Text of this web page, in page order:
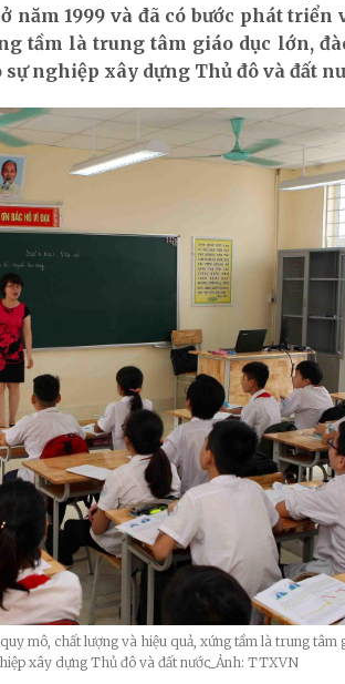
năm 1999 và đã có bước phát triển
tầm là trung tâm giáo dục lớn,
nghiệp xây dựng Thủ đô và đất
mô, chất lượng và hiệu quả, xứng tầm là trung tâm
xây dựng Thủ đô và đất nước_Ảnh: TTXVN